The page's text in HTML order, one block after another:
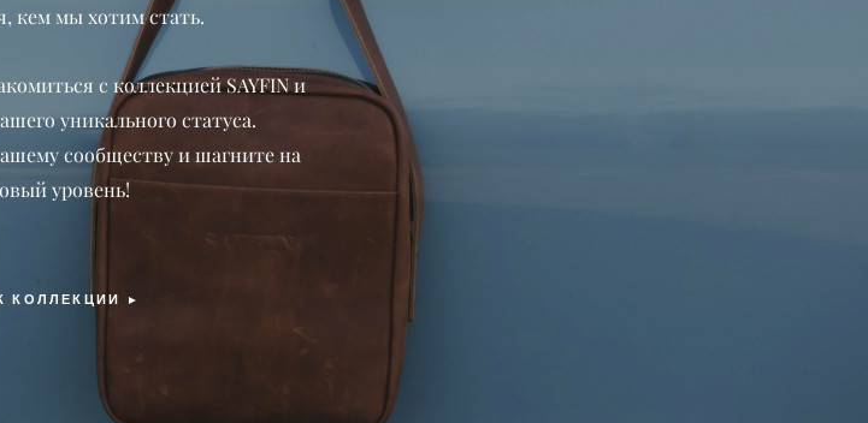
кем мы хотим стать.
с коллекцией SAYFIN и
уникального статуса.
сообществу и шагните на
уровень!
КОЛЛЕКЦИИ ►